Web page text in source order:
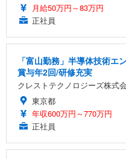
月給50万円～83万円
正社員
「富山勤務」半導体技術エ
賞与年2回/研修充実
クレストテクノロジーズ株式
東京都
年収600万円～770万円
正社員